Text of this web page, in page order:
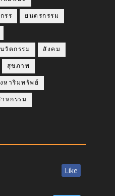
รร ยนตรกรรม
วัตกรรม สังคม
สุขภาพ
หาริมทรัพย์
หกรรม
Like